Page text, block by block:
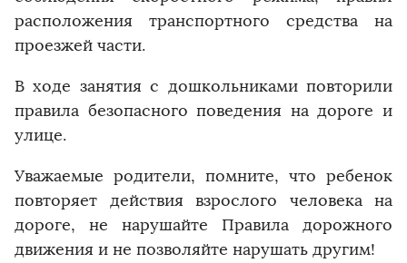
расположения транспортного средства на
проезжей части.
В ходе занятия с дошкольниками повторили
правила безопасного поведения на дороге и
улице.
Уважаемые родители, помните, что ребенок
повторяет действия взрослого человека на
дороге, не нарушайте Правила дорожного
движения и не позволяйте нарушать другим!